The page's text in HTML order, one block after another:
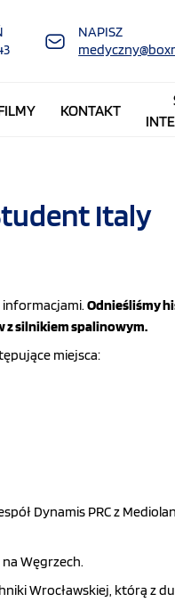
NAPISZ
KONTAKT
Italy
informacjami. Odnieśliśmy
z silnikiem spalinowym.
miejsca:
Dynamis PRC z
Węgrzech.
Wrocławskiej, którą z